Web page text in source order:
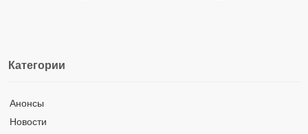
Категории
Анонсы
Новости